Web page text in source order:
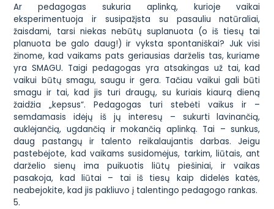
Ar pedagogas sukuria aplinką, kurioje vaikai
eksperimentuoja ir susipažįsta su pasauliu natūraliai,
žaisdami, tarsi niekas nebūtų suplanuota (o iš tiesų tai
planuota be galo daug!) ir vyksta spontaniškai? Juk visi
žinome, kad vaikams pats geriausias darželis tas, kuriame
yra SMAGU. Taigi pedagogas yra atsakingas už tai, kad
vaikui būtų smagu, saugu ir gera. Tačiau vaikui gali būti
smagu ir tai, kad jis turi draugų, su kuriais kiaurą dieną
žaidžia „kepsus“. Pedagogas turi stebėti vaikus ir –
semdamasis idėjų iš jų interesų – sukurti lavinančią,
auklėjančią, ugdančią ir mokančią aplinką. Tai – sunkus,
daug pastangų ir talento reikalaujantis darbas. Jeigu
pastebėjote, kad vaikams susidomėjus, tarkim, liūtais, ant
darželio sienų ima puikuotis liūtų piešiniai, ir vaikas
pasakoja, kad liūtai – tai iš tiesų kaip didelės katės,
neabejokite, kad jis pakliuvo į talentingo pedagogo rankas.
5.